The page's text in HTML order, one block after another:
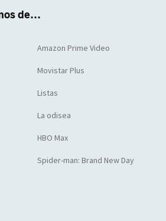
de...
Amazon Prime Video
Movistar Plus
Listas
La odisea
HBO Max
Spider-man: Brand New Day